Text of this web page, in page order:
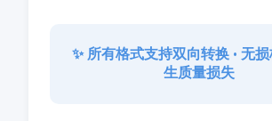
✨ 所有格式支持双向转换 • 无
生质量损失